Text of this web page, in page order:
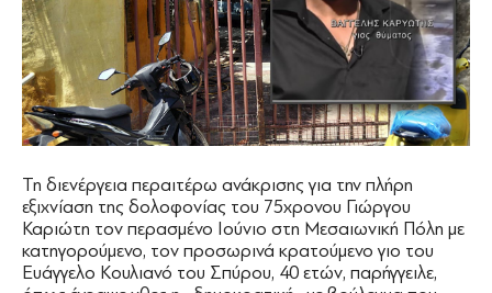
Τη διενέργεια περαιτέρω ανάκρισης για την πλήρη
εξιχνίαση της δολοφονίας του 75χρονου Γιώργου
Καριώτη τον περασμένο Ιούνιο στη Μεσαιωνική Πόλη με
κατηγορούμενο, τον προσωρινά κρατούμενο γιο του
Ευάγγελο Κουλιανό του Σπύρου, 40 ετών, παρήγγειλε,